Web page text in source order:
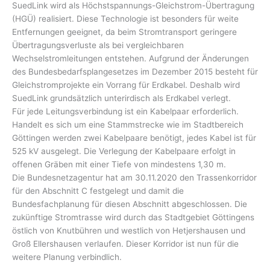
SuedLink wird als Höchstspannungs-Gleichstrom-Übertragung
(HGÜ) realisiert. Diese Technologie ist besonders für weite
Entfernungen geeignet, da beim Stromtransport geringere
Übertragungsverluste als bei vergleichbaren
Wechselstromleitungen entstehen. Aufgrund der Änderungen
des Bundesbedarfsplangesetzes im Dezember 2015 besteht für
Gleichstromprojekte ein Vorrang für Erdkabel. Deshalb wird
SuedLink grundsätzlich unterirdisch als Erdkabel verlegt.
Für jede Leitungsverbindung ist ein Kabelpaar erforderlich.
Handelt es sich um eine Stammstrecke wie im Stadtbereich
Göttingen werden zwei Kabelpaare benötigt, jedes Kabel ist für
525 kV ausgelegt. Die Verlegung der Kabelpaare erfolgt in
offenen Gräben mit einer Tiefe von mindestens 1,30 m.
Die Bundesnetzagentur hat am 30.11.2020 den Trassenkorridor
für den Abschnitt C festgelegt und damit die
Bundesfachplanung für diesen Abschnitt abgeschlossen. Die
zukünftige Stromtrasse wird durch das Stadtgebiet Göttingens
östlich von Knutbühren und westlich von Hetjershausen und
Groß Ellershausen verlaufen. Dieser Korridor ist nun für die
weitere Planung verbindlich.